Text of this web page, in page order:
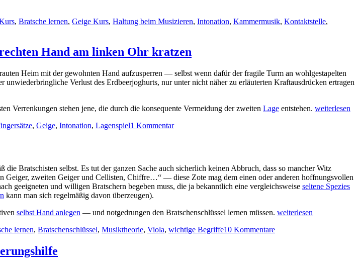
, Bratsche lernen, Geige Kurs, Haltung beim Musizieren, Intonation, Kammermusik, Kontaktstelle,
Hand am linken Ohr kratzen
Heim mit der gewohnten Hand aufzusperren — selbst wenn dafür der fragile Turm an wohlgestapelten
Verlust des Erdbeerjoghurts, nur unter nicht näher zu erläuterten Kraftausdrücken ertragen
Verrenkungen stehen jene, die durch die konsequente Vermeidung der zweiten Lage entstehen. Die
uns
gerne
mit
weiterlesen
, Geige, Intonation, Lagenspiel1 Kommentarzu
oder
warum
wir
mit
rechten
Bratschisten selbst. Es tut der ganzen Sache auch sicherlich keinen Abbruch, dass so mancher Witz
Geiger, zweiten Geiger und Cellisten, Chiffre…“ — diese Zote mag dem einen oder anderen hoffnungsvollen
geeigneten und willigen Bratschern begeben muss, die ja bekanntlich eine vergleichsweise seltene Spezies
kann man sich regelmäßig davon überzeugen).
selbst Hand anlegen — und notgedrungen den Bratschenschlüssel lernen müssen. Bratschenschlüssel
weiterlesen
lernen, Bratschenschlüssel, Musiktheorie, Viola, wichtige Begriffe10 Kommentarezu